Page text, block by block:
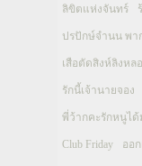
ลิขิตแห่งจันทร์
ปรปักษ์จำนน พา
เสือตัดสิงห์ลิงหล
รักนี้เจ้านายจอง
พี่ว้ากคะรักหนูได้
Club Friday ออ